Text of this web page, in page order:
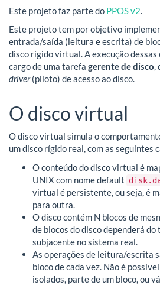
Este projeto faz parte do PPOS v2.
Este projeto tem por objetivo
entrada/saída (leitura e escrita) de
disco rígido virtual. A execução dessas
cargo de uma tarefa gerente de disco,
driver(piloto) de acesso ao disco.
O disco virtual
O disco virtual simula o
um disco rígido real, com as seguintes
O conteúdo do disco virtual é
UNIX com nome default
virtual é persistente, ou seja, é
para outra.
O disco contém N blocos de
de blocos do disco dependerá
subjacente no sistema real.
As operações de leitura/escrita
bloco de cada vez. Não é
isolados, parte de um bloco, ou